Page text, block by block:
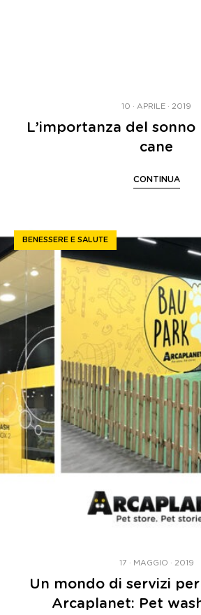
10 · APRILE · 2019
L’importanza del
cane
CONTINUA
BENESSERE E SALUTE
17 · MAGGIO · 2019
Un mondo di servizi
Arcaplanet: Pet